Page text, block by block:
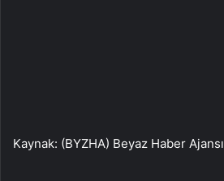
Kaynak: (BYZHA) Beyaz Haber Ajansı